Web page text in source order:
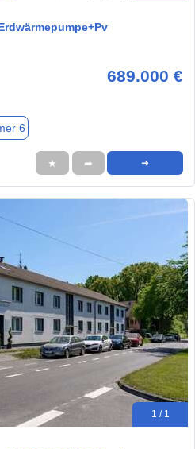
689.000 €
6
★ ➦ ➜
1 / 1